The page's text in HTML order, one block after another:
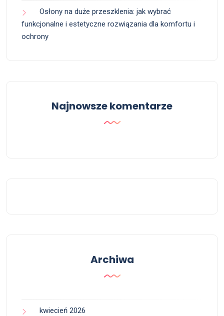
Osłony na duże przeszklenia: jak wybrać
funkcjonalne i estetyczne rozwiązania dla komfortu i
ochrony
Najnowsze komentarze
Archiwa
kwiecień 2026